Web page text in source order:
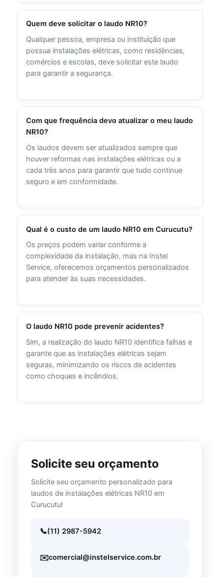
Quem deve solicitar o laudo NR10?
Qualquer pessoa, empresa ou instituição que
possua instalações elétricas, como residências,
comércios e escolas, deve solicitar este laudo
para garantir a segurança.
Com que frequência devo atualizar o meu laudo
NR10?
Os laudos devem ser atualizados sempre que
houver reformas nas instalações elétricas ou a
cada três anos para garantir que tudo continue
seguro e em conformidade.
Qual é o custo de um laudo NR10 em Curucutu?
Os preços podem variar conforme a
complexidade da instalação, mas na Instel
Service, oferecemos orçamentos personalizados
para atender às suas necessidades.
O laudo NR10 pode prevenir acidentes?
Sim, a realização do laudo NR10 identifica falhas e
garante que as instalações elétricas sejam
seguras, minimizando os riscos de acidentes
como choques e incêndios.
Solicite seu orçamento
Solicite seu orçamento personalizado para
laudos de instalações elétricas NR10 em
Curucutu!
(11) 2987-5942
comercial@instelservice.com.br